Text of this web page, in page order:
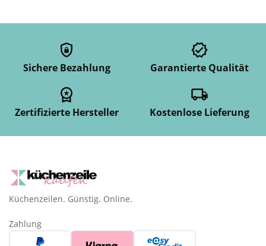
Sichere Bezahlung Garantierte Qualität
Zertifizierte Hersteller Kostenlose Lieferung
Küchenzeilen. Günstig. Online.
Zahlung